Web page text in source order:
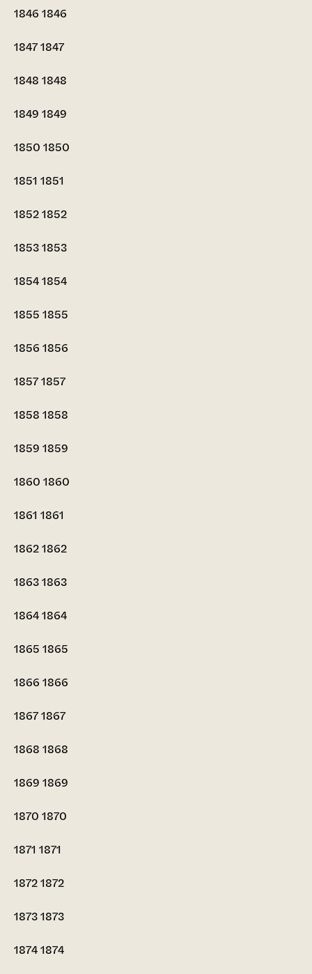
1846 1846
18471847
1848 1848
1849 1849
1850 1850
1851 1851
18521852
18531853
18541854
1855 1855
1856 1856
18571857
1858 1858
1859 1859
1860 1860
1861 1861
18621862
18631863
18641864
1865 1865
1866 1866
18671867
1868 1868
1869 1869
1870 1870
1871 1871
18721872
18731873
18741874